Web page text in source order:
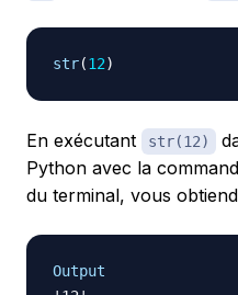
str(12)
En exécutant str(12)
Python avec la
du terminal, vous
Output